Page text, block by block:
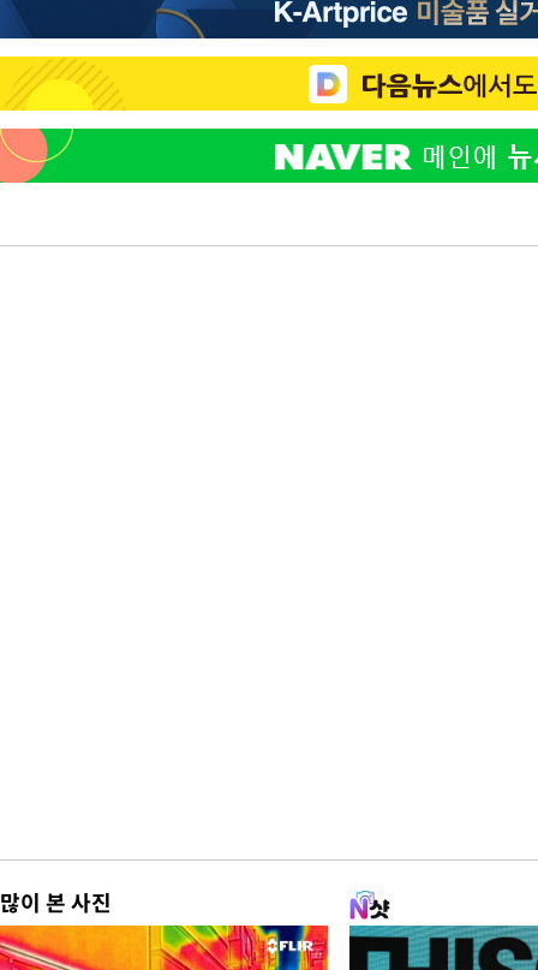
많이 본 사진